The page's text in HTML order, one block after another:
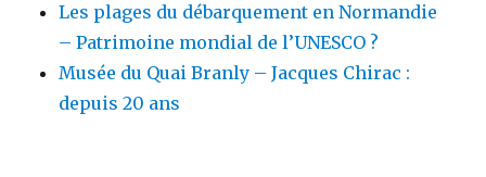
Les plages du débarquement en Normandie
– Patrimoine mondial de l’UNESCO ?
Musée du Quai Branly – Jacques Chirac :
depuis 20 ans